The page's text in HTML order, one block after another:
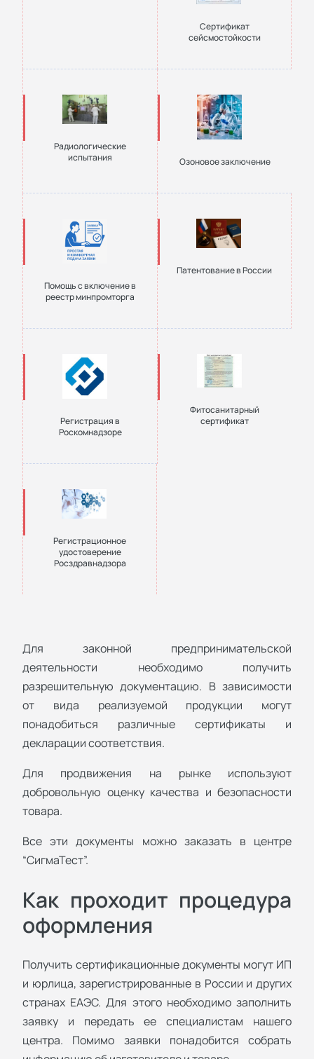
Сертификат
сейсмостойкости
Радиологические
испытания
Озоновое заключение
Помощь с включение в
реестр минпромторга
Патентование в России
Регистрация в
Роскомнадзоре
Фитосанитарный
сертификат
Регистрационное
удостоверение
Росздравнадзора
Для законной предпринимательской
деятельности необходимо получить
разрешительную документацию. В зависимости
от вида реализуемой продукции могут
понадобиться различные сертификаты и
декларации соответствия.
Для продвижения на рынке используют
добровольную оценку качества и безопасности
товара.
Все эти документы можно заказать в центре
“СигмаТест”.
Как проходит процедура
оформления
Получить сертификационные документы могут ИП
и юрлица, зарегистрированные в России и других
странах ЕАЭС. Для этого необходимо заполнить
заявку и передать ее специалистам нашего
центра. Помимо заявки понадобится собрать